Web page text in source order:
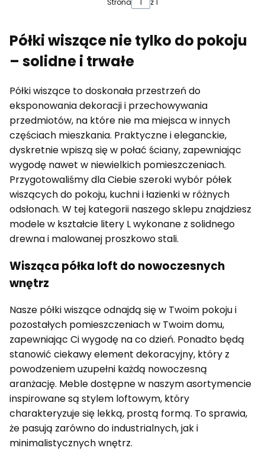
Strona z 1
Półki wiszące nie tylko do pokoju
– solidne i trwałe
Półki wiszące to doskonała przestrzeń do
eksponowania dekoracji i przechowywania
przedmiotów, na które nie ma miejsca w innych
częściach mieszkania. Praktyczne i eleganckie,
dyskretnie wpiszą się w połać ściany, zapewniając
wygodę nawet w niewielkich pomieszczeniach.
Przygotowaliśmy dla Ciebie szeroki wybór półek
wiszących do pokoju, kuchni i łazienki w różnych
odsłonach. W tej kategorii naszego sklepu znajdziesz
modele w kształcie litery L wykonane z solidnego
drewna i malowanej proszkowo stali.
Wisząca półka loft do nowoczesnych
wnętrz
Nasze półki wiszące odnajdą się w Twoim pokoju i
pozostałych pomieszczeniach w Twoim domu,
zapewniając Ci wygodę na co dzień. Ponadto będą
stanowić ciekawy element dekoracyjny, który z
powodzeniem uzupełni każdą nowoczesną
aranżację. Meble dostępne w naszym asortymencie
inspirowane są stylem loftowym, który
charakteryzuje się lekką, prostą formą. To sprawia,
że pasują zarówno do industrialnych, jak i
minimalistycznych wnętrz.